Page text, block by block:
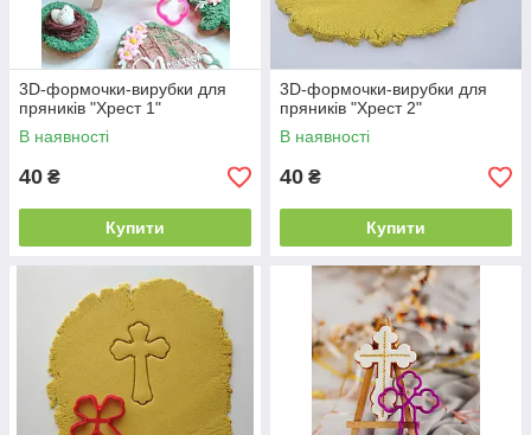
3D-формочки-вирубки для
пряників "Хрест 1"
В наявності
40 ₴
Купити
3D-формочки-вирубки для
пряників "Хрест 2"
В наявності
40 ₴
Купити